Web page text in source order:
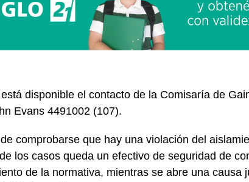
disponible el contacto de la Comisaría de
Evans 4491002 (107).
comprobarse que hay una violación del
los casos queda un efectivo de seguridad de
de la normativa, mientras se abre una causa